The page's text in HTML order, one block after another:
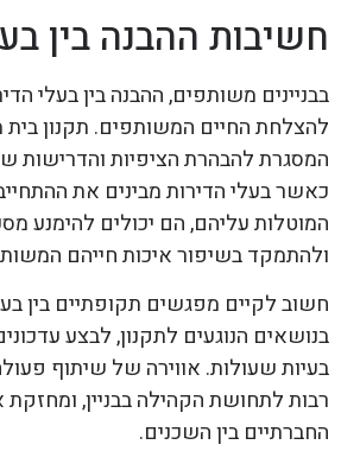
חשיבות ההבנה בין
בבניינים משותפים, ההבנה בין בעלי
להצלחת החיים המשותפים. תקנון
המסגרת להבהרת הציפיות והדרישות
כאשר בעלי הדירות מבינים את
המוטלות עליהם, הם יכולים להימנע
ולהתמקד בשיפור איכות חייהם
חשוב לקיים מפגשים תקופתיים בין
בנושאים הנוגעים לתקנון, לבצע
בעיות שעולות. אווירה של שיתוף
רבות לתחושת הקהילה בבניין,
החברתיים בין השכנים.